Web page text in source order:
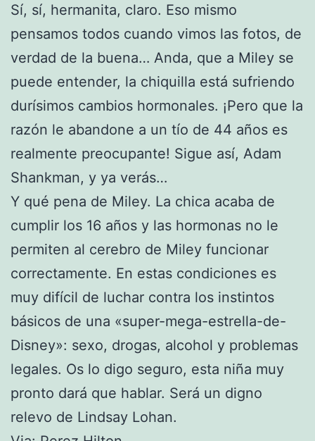
Sí, sí, hermanita, claro. Eso mismo
pensamos todos cuando vimos las fotos, de
verdad de la buena… Anda, que a Miley se
puede entender, la chiquilla está sufriendo
durísimos cambios hormonales. ¡Pero que la
razón le abandone a un tío de 44 años es
realmente preocupante! Sigue así, Adam
Shankman, y ya verás…
Y qué pena de Miley. La chica acaba de
cumplir los 16 años y las hormonas no le
permiten al cerebro de Miley funcionar
correctamente. En estas condiciones es
muy difícil de luchar contra los instintos
básicos de una «super-mega-estrella-de-
Disney»: sexo, drogas, alcohol y problemas
legales. Os lo digo seguro, esta niña muy
pronto dará que hablar. Será un digno
relevo de Lindsay Lohan.